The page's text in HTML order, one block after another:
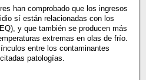
han comprobado que los ingresos
sí están relacionadas con los
y que también se producen más
extremas en olas de frío.
entre los contaminantes
patologías.